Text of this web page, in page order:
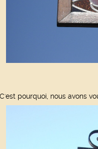
C'est pourquoi, nous avons